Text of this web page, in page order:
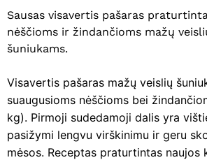
Sausas visavertis pašaras
nėščioms ir žindančioms mažų
šuniukams.
Visavertis pašaras mažų veislių
suaugusioms nėščioms bei
kg). Pirmoji sudedamoji dalis yra
pasižymi lengvu virškinimu ir geru
mėsos. Receptas praturtintas naujos
įvesti iš naujo, kai kitą
parašyti komentarą.